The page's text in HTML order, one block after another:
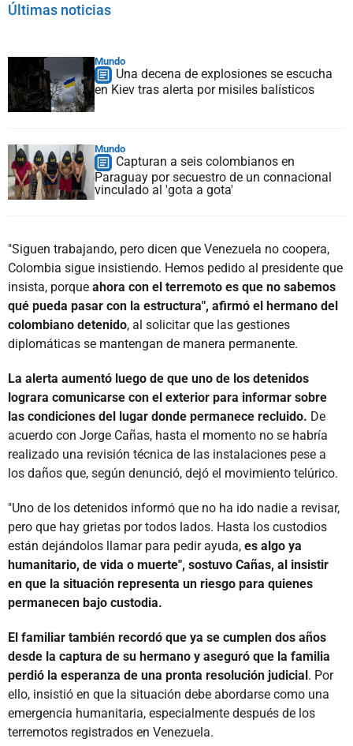
Últimas noticias
Mundo
Una decena de explosiones se escucha
en Kiev tras alerta por misiles balísticos
Mundo
Capturan a seis colombianos en
Paraguay por secuestro de un connacional
vinculado al 'gota a gota'
"Siguen trabajando, pero dicen que Venezuela no coopera,
Colombia sigue insistiendo. Hemos pedido al presidente que
insista, porque ahora con el terremoto es que no sabemos
qué pueda pasar con la estructura", afirmó el hermano del
colombiano detenido, al solicitar que las gestiones
diplomáticas se mantengan de manera permanente.
La alerta aumentó luego de que uno de los detenidos
lograra comunicarse con el exterior para informar sobre
las condiciones del lugar donde permanece recluido. De
acuerdo con Jorge Cañas, hasta el momento no se habría
realizado una revisión técnica de las instalaciones pese a
los daños que, según denunció, dejó el movimiento telúrico.
"Uno de los detenidos informó que no ha ido nadie a revisar,
pero que hay grietas por todos lados. Hasta los custodios
están dejándolos llamar para pedir ayuda, es algo ya
humanitario, de vida o muerte", sostuvo Cañas, al insistir
en que la situación representa un riesgo para quienes
permanecen bajo custodia.
El familiar también recordó que ya se cumplen dos años
desde la captura de su hermano y aseguró que la familia
perdió la esperanza de una pronta resolución judicial. Por
ello, insistió en que la situación debe abordarse como una
emergencia humanitaria, especialmente después de los
terremotos registrados en Venezuela.